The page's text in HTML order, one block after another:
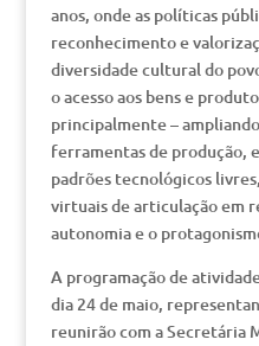
anos, onde as políticas
reconhecimento e
diversidade cultural do
o acesso aos bens e
principalmente –
ferramentas de produção,
padrões tecnológicos
virtuais de articulação em
autonomia e o
A programação de
dia 24 de maio,
reunirão com a Secretária